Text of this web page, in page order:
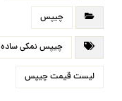
چیپس
چیپس نمکی ساده
لیست قیمت چیپس